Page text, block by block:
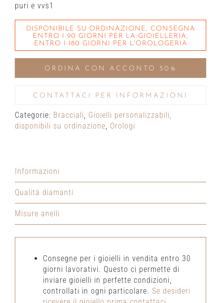
puri e vvs1
DISPONIBILE SU ORDINAZIONE, CONSEGNA
ENTRO I 90 GIORNI PER LA GIOIELLERIA,
ENTRO I 180 GIORNI PER L'OROLOGERIA
ORDINA CON ACCONTO 50%
CONTATTACI PER INFORMAZIONI
Categorie: Bracciali, Gioielli personalizzabili,
disponibili su ordinazione, Orologi
Informazioni
Qualità diamanti
Misure anelli
Consegne per i gioielli in vendita entro 30
giorni lavorativi. Questo ci permette di
inviare gioielli in perfette condizioni,
controllati in ogni particolare. Se desideri